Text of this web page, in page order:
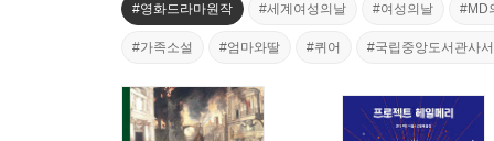
#영화드라마원작 #세계여성의날 #여성의날 #MD
#가족소설 #엄마와딸 #퀴어 #국립중앙도서관사